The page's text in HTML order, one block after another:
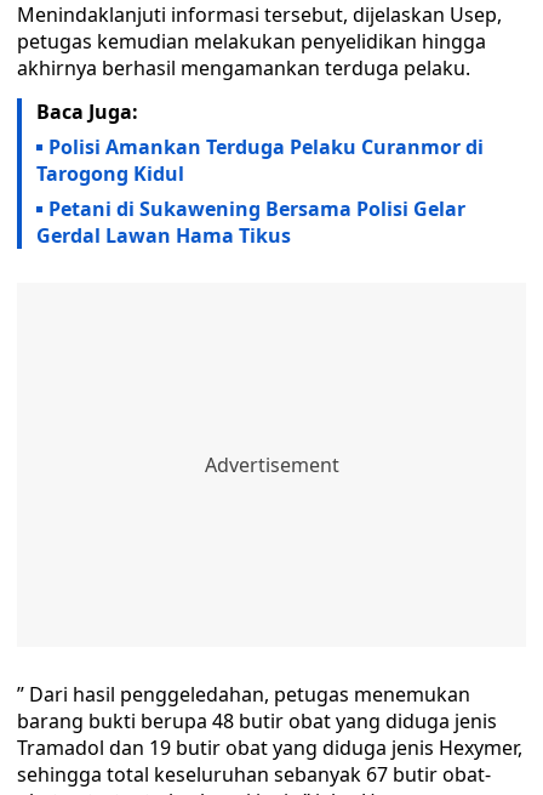
Menindaklanjuti informasi tersebut, dijelaskan Usep,
petugas kemudian melakukan penyelidikan hingga
akhirnya berhasil mengamankan terduga pelaku.
Baca Juga:
Polisi Amankan Terduga Pelaku Curanmor di
Tarogong Kidul
Petani di Sukawening Bersama Polisi Gelar
Gerdal Lawan Hama Tikus
” Dari hasil penggeledahan, petugas menemukan
barang bukti berupa 48 butir obat yang diduga jenis
Tramadol dan 19 butir obat yang diduga jenis Hexymer,
sehingga total keseluruhan sebanyak 67 butir obat-